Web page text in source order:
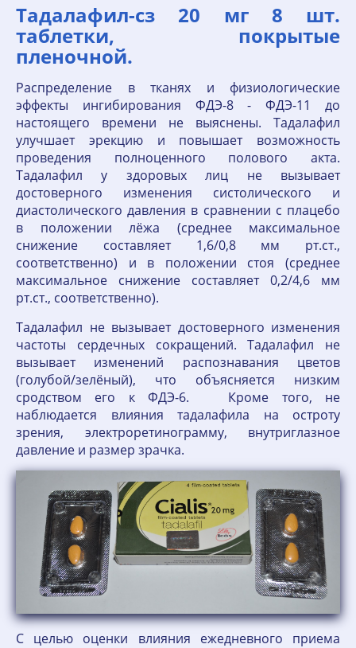
Тадалафил-cз 20 мг 8 шт.
таблетки, покрытые
пленочной.
Распределение в тканях и физиологические
эффекты ингибирования ФДЭ-8 - ФДЭ-11 до
настоящего времени не выяснены. Тадалафил
улучшает эрекцию и повышает возможность
проведения полноценного полового акта.
Тадалафил у здоровых лиц не вызывает
достоверного изменения систолического и
диастолического давления в сравнении с плацебо
в положении лёжа (среднее максимальное
снижение составляет 1,6/0,8 мм рт.ст.,
соответственно) и в положении стоя (среднее
максимальное снижение составляет 0,2/4,6 мм
рт.ст., соответственно).
Тадалафил не вызывает достоверного изменения
частоты сердечных сокращений. Тадалафил не
вызывает изменений распознавания цветов
(голубой/зелёный), что объясняется низким
сродством его к ФДЭ-6. Кроме того, не
наблюдается влияния тадалафила на остроту
зрения, электроретинограмму, внутриглазное
давление и размер зрачка.
С целью оценки влияния ежедневного приема